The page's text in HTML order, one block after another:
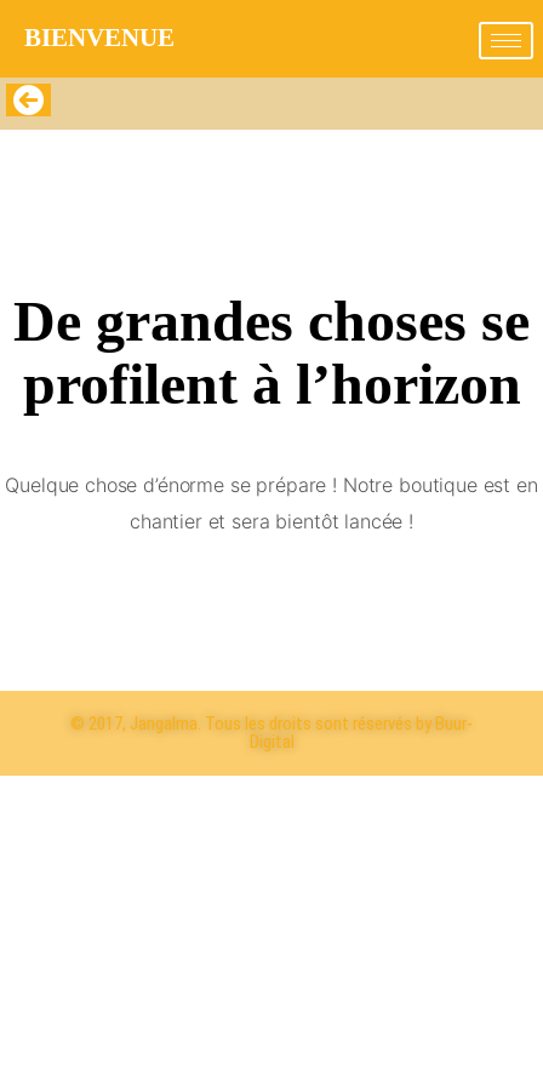
BIENVENUE​
De grandes choses se
profilent à l’horizon
Quelque chose d’énorme se prépare ! Notre boutique est en
chantier et sera bientôt lancée !
© 2017, Jangalma. Tous les droits sont réservés by Buur-
Digital